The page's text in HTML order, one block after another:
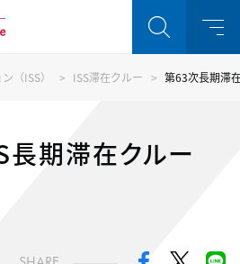
（ISS） ISS滞在クルー 第63次長期滞
期滞在クルー